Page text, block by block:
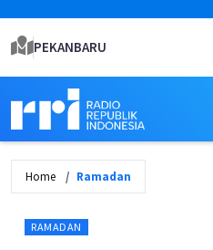
PEKANBARU
Home Ramadan
RAMADAN